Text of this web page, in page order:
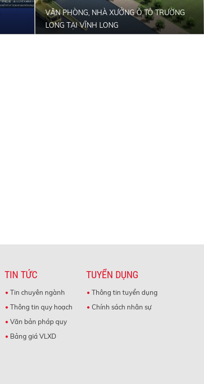
VĂN PHÒNG, NHÀ XƯỞNG Ô TÔ TRƯỜNG
LONG TẠI VĨNH LONG
TIN TỨC
Tin chuyên ngành
Thông tin quy hoạch
Văn bản pháp quy
Bảng giá VLXD
TUYỂN DỤNG
Thông tin tuyển dụng
Chính sách nhân sự